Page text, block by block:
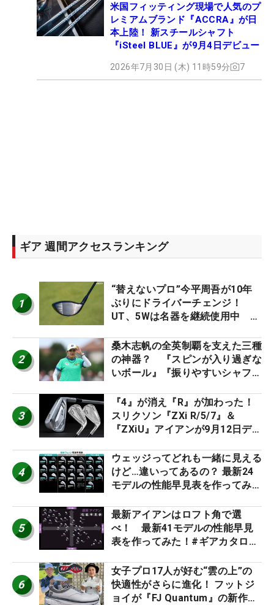
米国フィッティング現場で人気のプ
レミアムブランド『ACCRA』が日
本上陸！ 新スチールシャフト
『iSteel BLUE』が9月4日デビュー
2026年7月30日 (木) 11時59分 7
ギア 週間アクセスランキング
1
“替えないプロ”今平周吾が10年
ぶりにドライバーチェンジ！
UT、5Wは名器を継続使用中 #
2
桑木志帆の全英制覇を支えた三種
の神器？ 『スピンが入り過ぎな
いボール』『振りやすいシャフ
ー』 #女子プロセッティング
3
『4』が消え『R』が加わった！
スリクソン『ZXi R/5/7』＆
『ZXiU』アイアンが9月12日デ
4
ウェッジってどれも一緒に見える
けど…違いってあるの？ 最新24
モデルの性能早見表を作ってみ
5
最新アイアンはロフト角で選
べ！ 最新41モデルの性能早見
表を作ってみた！#ギアカタログ
6
女子プロ17人が好む“雲の上”の
快適性がさらに進化！ フットジ
ョイが『FJ Quantum』の新作を